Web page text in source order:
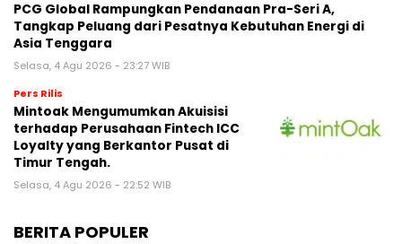
PCG Global Rampungkan Pendanaan Pra-Seri A,
Tangkap Peluang dari Pesatnya Kebutuhan Energi di
Asia Tenggara
Selasa, 4 Agu 2026 - 23:27 WIB
Pers Rilis
Mintoak Mengumumkan Akuisisi
terhadap Perusahaan Fintech ICC
Loyalty yang Berkantor Pusat di
Timur Tengah.
Selasa, 4 Agu 2026 - 22:52 WIB
BERITA POPULER